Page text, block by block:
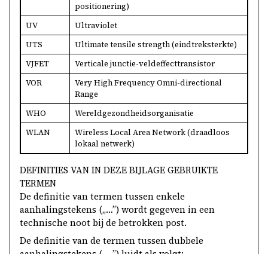
positionering)
UV
Ultraviolet
UTS
Ultimate tensile strength (eindtreksterkte)
VJFET
Verticale junctie-veldeffecttransistor
VOR
Very High Frequency Omni-directional
Range
WHO
Wereldgezondheidsorganisatie
WLAN
Wireless Local Area Network (draadloos
lokaal netwerk)
DEFINITIES VAN IN DEZE BIJLAGE GEBRUIKTE
TERMEN
De definitie van termen tussen enkele
aanhalingstekens („…”) wordt gegeven in een
technische noot bij de betrokken post.
De definitie van de termen tussen dubbele